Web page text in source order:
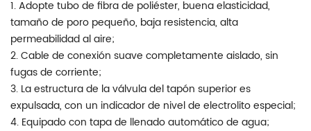
1. Adopte tubo de fibra de poliéster, buena elasticidad,
tamaño de poro pequeño, baja resistencia, alta
permeabilidad al aire;
2. Cable de conexión suave completamente aislado, sin
fugas de corriente;
3. La estructura de la válvula del tapón superior es
expulsada, con un indicador de nivel de electrolito especial;
4. Equipado con tapa de llenado automático de agua;